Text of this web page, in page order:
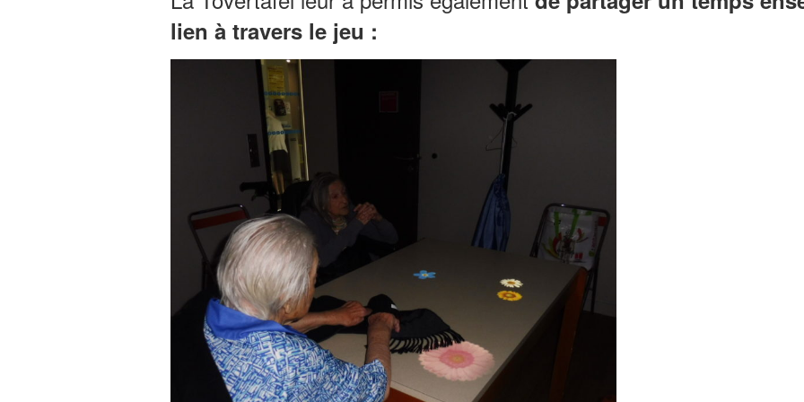
lien à travers le jeu :